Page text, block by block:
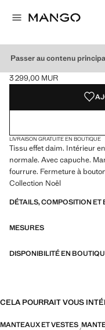
Passer au contenu
MANTEAU EN
Prix actuel [3 299,00 MUR ]
3 299,00 MUR
Choisissez une couleur
Couleur Gris clair/pastel
LIVRAISON GRATUITE EN BOUTIQUE
Tissu effet daim. Intérieur
normale. Avec capuche.
fourrure. Fermeture à
Collection Noël
DÉTAILS, COMPOSITION ET
MESURES
DISPONIBILITÉ EN
CELA POURRAIT VOUS
MANTEAUX ET VESTES